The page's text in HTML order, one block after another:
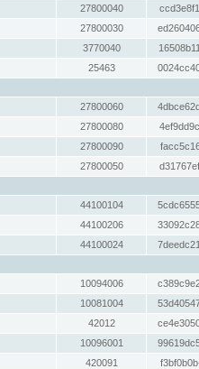
27800040
27800030
3770040
25463
27800060
27800080
27800090
27800050
44100104
44100206
44100024
10094006
10081004
42012
10096001
420091